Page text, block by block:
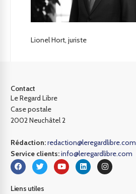
Lionel Hort, juriste
Contact
Le Regard Libre
Case postale
2002 Neuchâtel 2
Rédaction:redaction@leregardlibre.com
Service clients:info@leregardlibre.com
Liens utiles